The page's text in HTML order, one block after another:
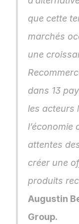
que cette
marchés
une
dans 13
les acteurs
l’économie
attentes
créer une
produits
Augustin
Group.